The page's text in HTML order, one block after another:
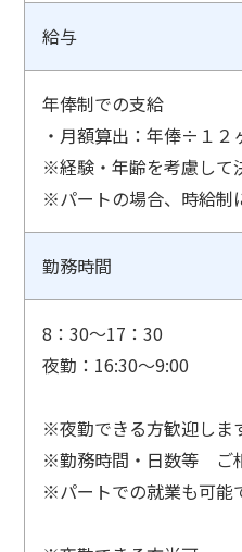
給与
年俸制での支給
・月額算出：年俸÷１
※経験・年齢を考慮して
※パートの場合、時給制
勤務時間
8：30～17：30
夜勤：16:30～9:00
※夜勤できる方歓迎しま
※勤務時間・日数等 ご
※パートでの就業も可能